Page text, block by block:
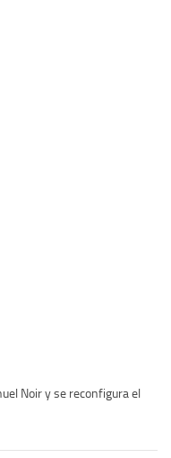
Noir y se reconfigura el